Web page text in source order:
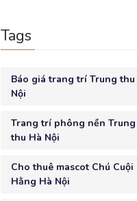
Tags
Báo giá trang trí Trung thu
Nội
Trang trí phông nền Trung
thu Hà Nội
Cho thuê mascot Chú Cuội
Hằng Hà Nội